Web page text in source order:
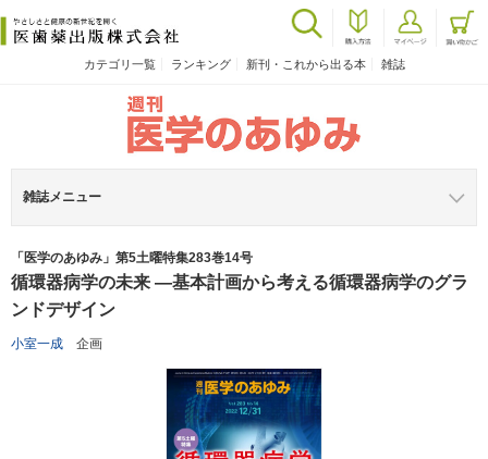
カテゴリ一覧 ランキング 新刊・これから出る本 雑誌
雑誌メニュー
「医学のあゆみ」第5土曜特集283巻14号
循環器病学の未来 ―基本計画から考える循環器病学のグラ
ンドデザイン
小室一成 企画